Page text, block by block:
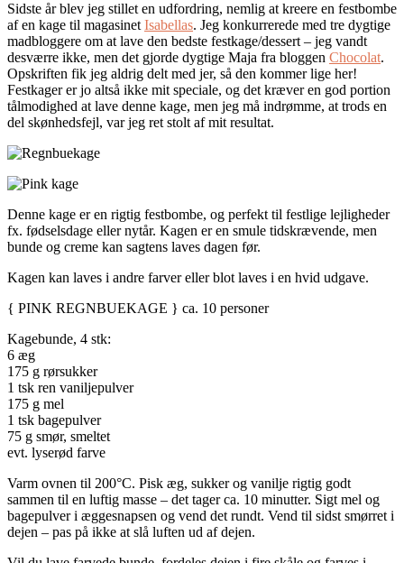
Sidste år blev jeg stillet en udfordring, nemlig at kreere en festbombe
af en kage til magasinet Isabellas. Jeg konkurrerede med tre dygtige
madbloggere om at lave den bedste festkage/dessert – jeg vandt
desværre ikke, men det gjorde dygtige Maja fra bloggen Chocolat.
Opskriften fik jeg aldrig delt med jer, så den kommer lige her!
Festkager er jo altså ikke mit speciale, og det kræver en god portion
tålmodighed at lave denne kage, men jeg må indrømme, at trods en
del skønhedsfejl, var jeg ret stolt af mit resultat.
Denne kage er en rigtig festbombe, og perfekt til festlige lejligheder
fx. fødselsdage eller nytår. Kagen er en smule tidskrævende, men
bunde og creme kan sagtens laves dagen før.
Kagen kan laves i andre farver eller blot laves i en hvid udgave.
{ PINK REGNBUEKAGE } ca. 10 personer
Kagebunde, 4 stk:
6 æg
175 g rørsukker
1 tsk ren vaniljepulver
175 g mel
1 tsk bagepulver
75 g smør, smeltet
evt. lyserød farve
Varm ovnen til 200°C. Pisk æg, sukker og vanilje rigtig godt
sammen til en luftig masse – det tager ca. 10 minutter. Sigt mel og
bagepulver i æggesnapsen og vend det rundt. Vend til sidst smørret i
dejen – pas på ikke at slå luften ud af dejen.